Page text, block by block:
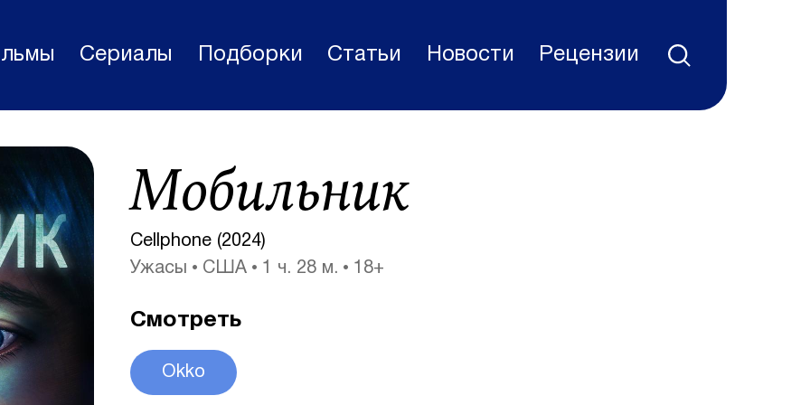
Статьи
Сериалы
Новости
Рецензии
Сериалы Подборки Статьи Новости Рецензии
Мобильник
Cellphone (2024)
Ужасы
США 1 ч. 28 м. 18+
Смотреть
Okko